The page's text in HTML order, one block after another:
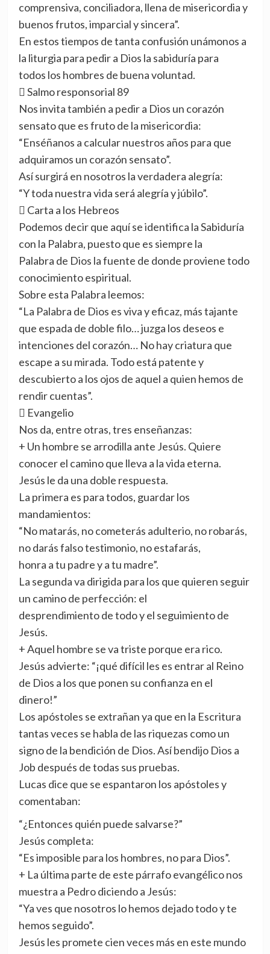
comprensiva, conciliadora, llena de misericordia y
buenos frutos, imparcial y sincera”.
En estos tiempos de tanta confusión unámonos a
la liturgia para pedir a Dios la sabiduría para
todos los hombres de buena voluntad.
 Salmo responsorial 89
Nos invita también a pedir a Dios un corazón
sensato que es fruto de la misericordia:
“Enséñanos a calcular nuestros años para que
adquiramos un corazón sensato”.
Así surgirá en nosotros la verdadera alegría:
“Y toda nuestra vida será alegría y júbilo”.
 Carta a los Hebreos
Podemos decir que aquí se identifica la Sabiduría
con la Palabra, puesto que es siempre la
Palabra de Dios la fuente de donde proviene todo
conocimiento espiritual.
Sobre esta Palabra leemos:
“La Palabra de Dios es viva y eficaz, más tajante
que espada de doble filo… juzga los deseos e
intenciones del corazón… No hay criatura que
escape a su mirada. Todo está patente y
descubierto a los ojos de aquel a quien hemos de
rendir cuentas”.
 Evangelio
Nos da, entre otras, tres enseñanzas:
+ Un hombre se arrodilla ante Jesús. Quiere
conocer el camino que lleva a la vida eterna.
Jesús le da una doble respuesta.
La primera es para todos, guardar los
mandamientos:
“No matarás, no cometerás adulterio, no robarás,
no darás falso testimonio, no estafarás,
honra a tu padre y a tu madre”.
La segunda va dirigida para los que quieren seguir
un camino de perfección: el
desprendimiento de todo y el seguimiento de
Jesús.
+ Aquel hombre se va triste porque era rico.
Jesús advierte: “¡qué difícil les es entrar al Reino
de Dios a los que ponen su confianza en el
dinero!”
Los apóstoles se extrañan ya que en la Escritura
tantas veces se habla de las riquezas como un
signo de la bendición de Dios. Así bendijo Dios a
Job después de todas sus pruebas.
Lucas dice que se espantaron los apóstoles y
comentaban:
“¿Entonces quién puede salvarse?”
Jesús completa:
“Es imposible para los hombres, no para Dios”.
+ La última parte de este párrafo evangélico nos
muestra a Pedro diciendo a Jesús:
“Ya ves que nosotros lo hemos dejado todo y te
hemos seguido”.
Jesús les promete cien veces más en este mundo